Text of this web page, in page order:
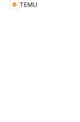
TEMU